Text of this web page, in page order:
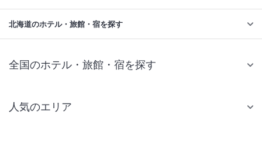
北海道のホテル・旅館・宿を探す
全国のホテル・旅館・宿を探す
人気のエリア